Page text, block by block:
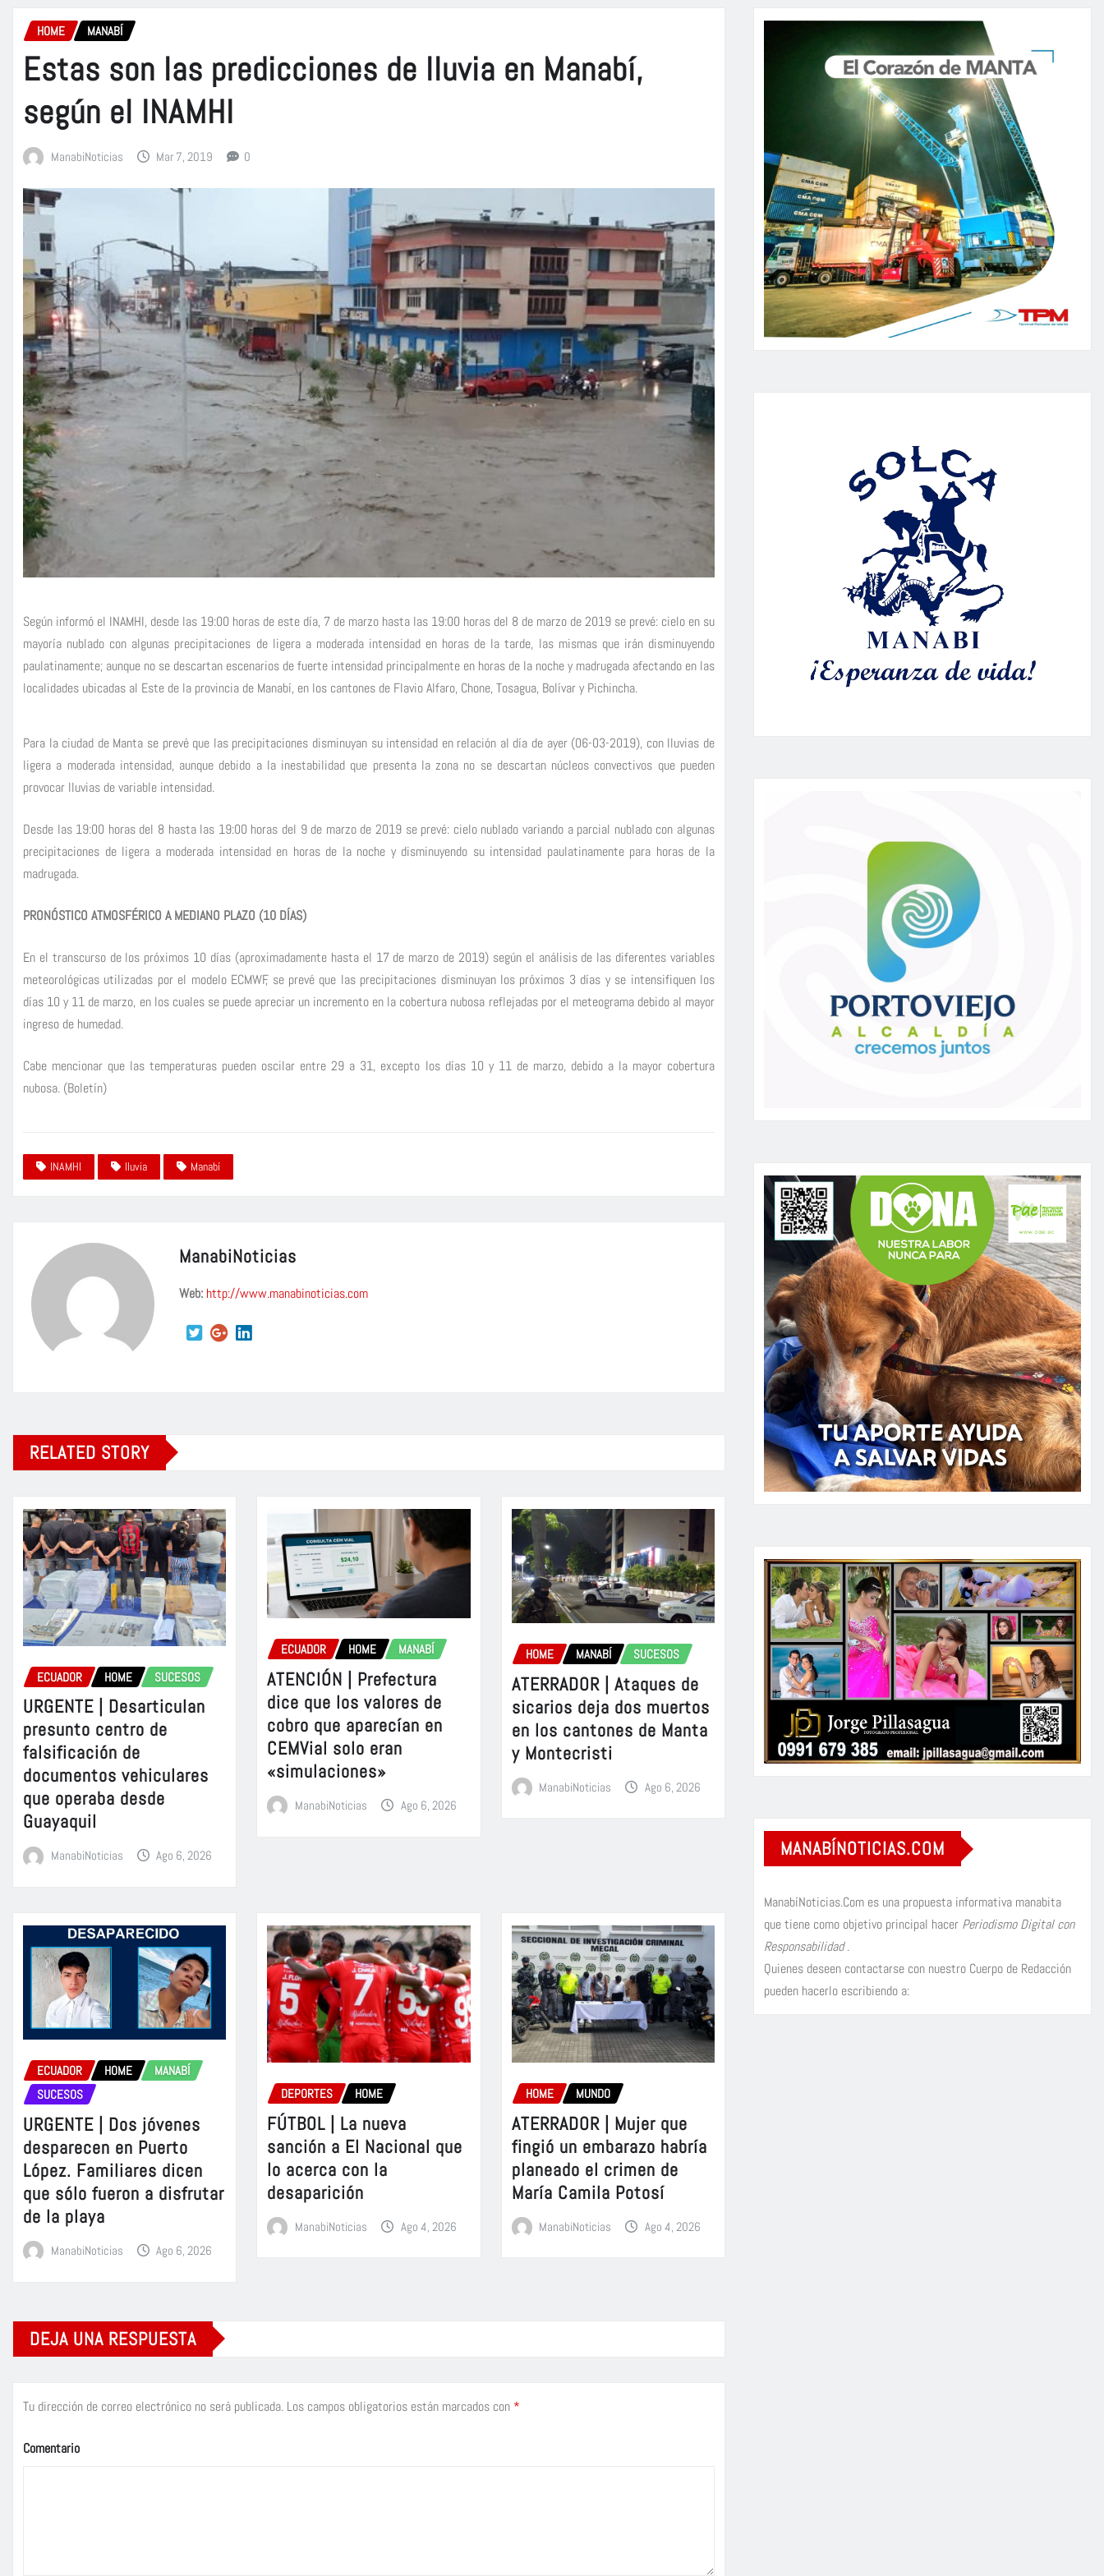
HOME MANABÍ
Estas son las predicciones de lluvia en Manabí,
según el INAMHI
ManabiNoticias Mar 7, 2019 0
Según informó el INAMHI, desde las 19:00 horas de este día, 7 de marzo hasta las 19:00 horas del 8 de marzo de 2019 se prevé: cielo en su
mayoría nublado con algunas precipitaciones de ligera a moderada intensidad en horas de la tarde, las mismas que irán disminuyendo
paulatinamente; aunque no se descartan escenarios de fuerte intensidad principalmente en horas de la noche y madrugada afectando en las
localidades ubicadas al Este de la provincia de Manabí, en los cantones de Flavio Alfaro, Chone, Tosagua, Bolívar y Pichincha.
Para la ciudad de Manta se prevé que las precipitaciones disminuyan su intensidad en relación al día de ayer (06-03-2019), con lluvias de
ligera a moderada intensidad, aunque debido a la inestabilidad que presenta la zona no se descartan núcleos convectivos que pueden
provocar lluvias de variable intensidad.
Desde las 19:00 horas del 8 hasta las 19:00 horas del 9 de marzo de 2019 se prevé: cielo nublado variando a parcial nublado con algunas
precipitaciones de ligera a moderada intensidad en horas de la noche y disminuyendo su intensidad paulatinamente para horas de la
madrugada.
PRONÓSTICO ATMOSFÉRICO A MEDIANO PLAZO (10 DÍAS)
En el transcurso de los próximos 10 días (aproximadamente hasta el 17 de marzo de 2019) según el análisis de las diferentes variables
meteorológicas utilizadas por el modelo ECMWF, se prevé que las precipitaciones disminuyan los próximos 3 días y se intensifiquen los
días 10 y 11 de marzo, en los cuales se puede apreciar un incremento en la cobertura nubosa reflejadas por el meteograma debido al mayor
ingreso de humedad.
Cabe mencionar que las temperaturas pueden oscilar entre 29 a 31, excepto los días 10 y 11 de marzo, debido a la mayor cobertura
nubosa. (Boletín)
INAMHI lluvia Manabí
ManabiNoticias
Web: http://www.manabinoticias.com
RELATED STORY
ECUADOR HOME SUCESOS
URGENTE | Desarticulan
presunto centro de
falsificación de
documentos vehiculares
que operaba desde
Guayaquil
ManabiNoticias Ago 6, 2026
ECUADOR HOME MANABÍ
ATENCIÓN | Prefectura
dice que los valores de
cobro que aparecían en
CEMVial solo eran
«simulaciones»
ManabiNoticias Ago 6, 2026
HOME MANABÍ SUCESOS
ATERRADOR | Ataques de
sicarios deja dos muertos
en los cantones de Manta
y Montecristi
ManabiNoticias Ago 6, 2026
ECUADOR HOME
MANABÍ
SUCESOS
URGENTE | Dos jóvenes
desparecen en Puerto
López. Familiares dicen
que sólo fueron a disfrutar
de la playa
ManabiNoticias Ago 6, 2026
DEPORTES HOME
FÚTBOL | La nueva
sanción a El Nacional que
lo acerca con la
desaparición
ManabiNoticias Ago 4, 2026
HOME MUNDO
ATERRADOR | Mujer que
fingió un embarazo habría
planeado el crimen de
María Camila Potosí
ManabiNoticias Ago 4, 2026
DEJA UNA RESPUESTA
Tu dirección de correo electrónico no será publicada. Los campos obligatorios están marcados con *
Comentario
MANABÍNOTICIAS.COM
ManabíNoticias.Com es una propuesta informativa manabita
que tiene como objetivo principal hacer Periodismo Digital con
Responsabilidad.
Quienes deseen contactarse con nuestro Cuerpo de Redacción
pueden hacerlo escribiendo a: